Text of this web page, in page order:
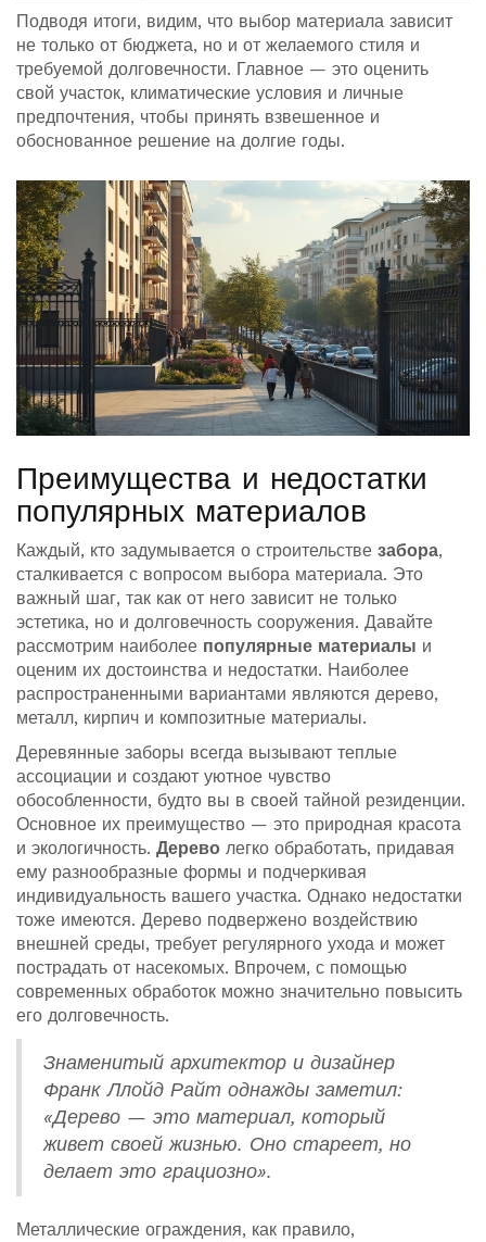
Подводя итоги, видим, что выбор материала зависит
не только от бюджета, но и от желаемого стиля и
требуемой долговечности. Главное — это оценить
свой участок, климатические условия и личные
предпочтения, чтобы принять взвешенное и
обоснованное решение на долгие годы.
Преимущества и недостатки
популярных материалов
Каждый, кто задумывается о строительстве забора,
сталкивается с вопросом выбора материала. Это
важный шаг, так как от него зависит не только
эстетика, но и долговечность сооружения. Давайте
рассмотрим наиболее популярные материалы и
оценим их достоинства и недостатки. Наиболее
распространенными вариантами являются дерево,
металл, кирпич и композитные материалы.
Деревянные заборы всегда вызывают теплые
ассоциации и создают уютное чувство
обособленности, будто вы в своей тайной резиденции.
Основное их преимущество — это природная красота
и экологичность. Дерево легко обработать, придавая
ему разнообразные формы и подчеркивая
индивидуальность вашего участка. Однако недостатки
тоже имеются. Дерево подвержено воздействию
внешней среды, требует регулярного ухода и может
пострадать от насекомых. Впрочем, с помощью
современных обработок можно значительно повысить
его долговечность.
Знаменитый архитектор и дизайнер
Франк Ллойд Райт однажды заметил:
«Дерево — это материал, который
живет своей жизнью. Оно стареет, но
делает это грациозно».
Металлические ограждения, как правило,